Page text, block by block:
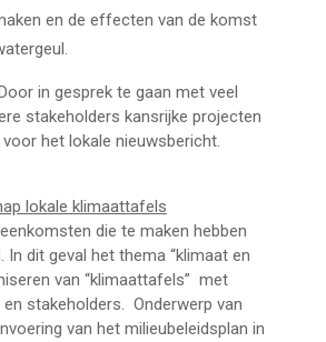
en de effecten van de komst
in gesprek te gaan met veel
stakeholders kansrijke projecten
het lokale nieuwsbericht.
lokale klimaattafels
die te maken hebben
In dit geval het thema “klimaat en
van “klimaattafels” met
en stakeholders. Onderwerp van
van het milieubeleidsplan in